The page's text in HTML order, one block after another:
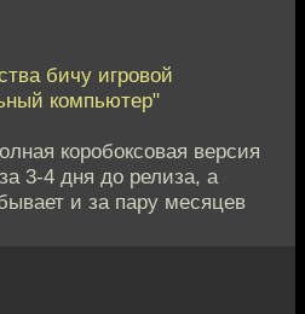
бичу игровой
компьютер"
коробоксовая версия
3-4 дня до релиза, а
и за пару месяцев